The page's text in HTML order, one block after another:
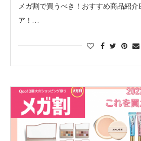
メガ割で買うべき！おすすめ商品紹
ア！…